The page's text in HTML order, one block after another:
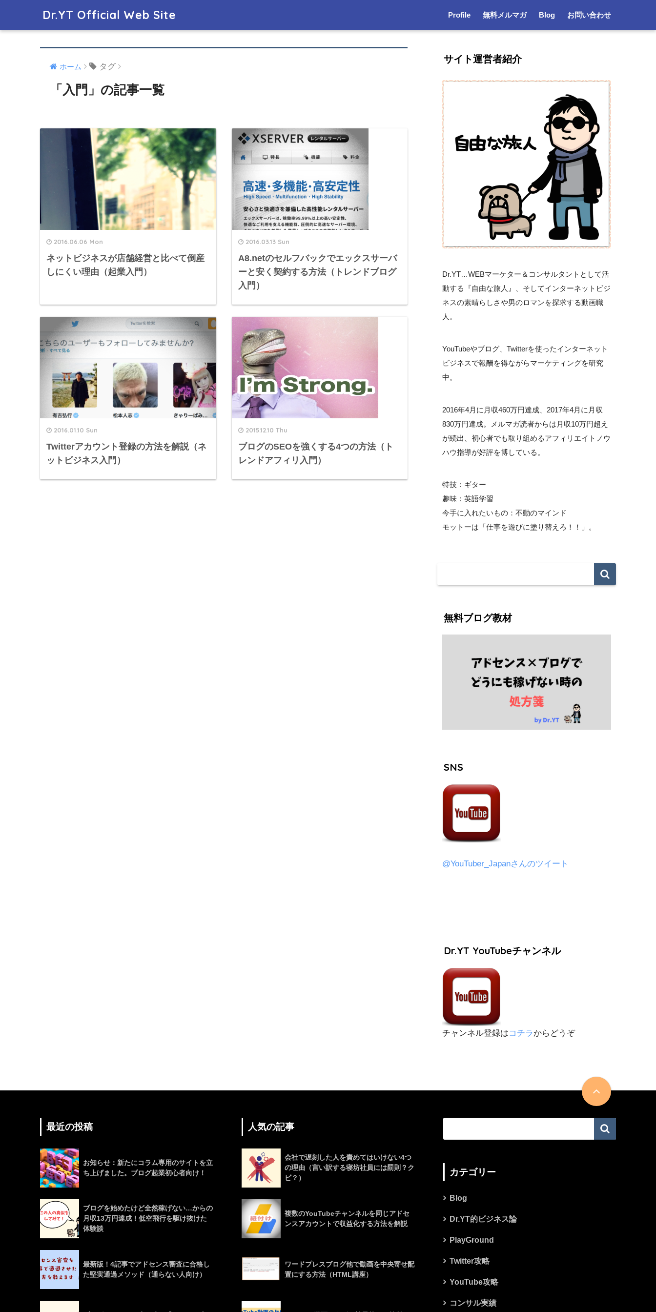
Dr.YT Official Web Site Profile 無料メルマガ Blog お問い合わせ
ホーム タグ
「入門」の記事一覧
2016.06.06 Mon
ネットビジネスが店舗経営と比べて倒産
しにくい理由（起業入門）
2016.03.13 Sun
A8.netのセルフバックでエックスサーバ
ーと安く契約する方法（トレンドブログ
入門）
2016.01.10 Sun
Twitterアカウント登録の方法を解説（ネ
ットビジネス入門）
2015.12.10 Thu
ブログのSEOを強くする4つの方法（ト
レンドアフィリ入門）
サイト運営者紹介
Dr.YT…WEBマーケター＆コンサルタントとして活
動する『自由な旅人』、そしてインターネットビジ
ネスの素晴らしさや男のロマンを探求する動画職
人。
YouTubeやブログ、Twitterを使ったインターネット
ビジネスで報酬を得ながらマーケティングを研究
中。
2016年4月に月収460万円達成、2017年4月に月収
830万円達成。メルマガ読者からは月収10万円超え
が続出、初心者でも取り組めるアフィリエイトノウ
ハウ指導が好評を博している。
特技：ギター
趣味：英語学習
今手に入れたいもの：不動のマインド
モットーは「仕事を遊びに塗り替えろ！！」。
無料ブログ教材
SNS
@YouTuber_Japanさんのツイート
Dr.YT YouTubeチャンネル
チャンネル登録はコチラ からどうぞ
最近の投稿
お知らせ：新たにコラム専用のサイトを立
ち上げました。ブログ起業初心者向け！
ブログを始めたけど全然稼げない…からの
月収13万円達成！低空飛行を駆け抜けた
体験談
最新版！4記事でアドセンス審査に合格し
た堅実通過メソッド（通らない人向け）
人気の記事
会社で遅刻した人を責めてはいけない4つ
の理由（言い訳する寝坊社員には罰則？ク
ビ？）
複数のYouTubeチャンネルを同じアドセ
ンスアカウントで収益化する方法を解説
ワードプレスブログ他で動画を中央寄せ配
置にする方法（HTML講座）
カテゴリー
Blog
Dr.YT的ビジネス論
PlayGround
Twitter攻略
YouTube攻略
コンサル実績